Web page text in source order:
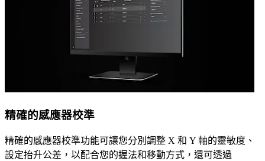
精確的感應器校準
精確的感應器校準功能可讓您分別調整 X 和 Y 軸的靈敏度、
設定抬升公差，以配合您的握法和移動方式，還可透過